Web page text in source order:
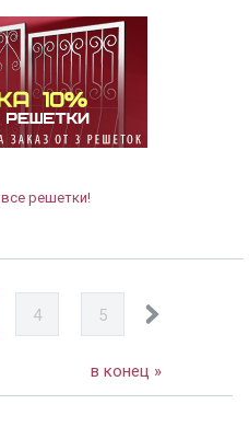
решетки!
4 5
в конец »